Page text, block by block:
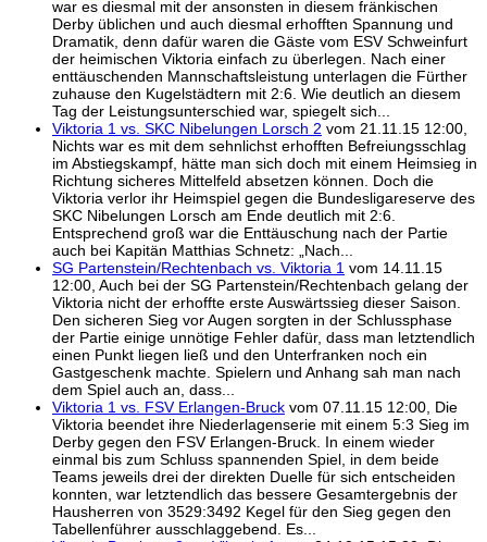
war es diesmal mit der ansonsten in diesem fränkischen
Derby üblichen und auch diesmal erhofften Spannung und
Dramatik, denn dafür waren die Gäste vom ESV Schweinfurt
der heimischen Viktoria einfach zu überlegen. Nach einer
enttäuschenden Mannschaftsleistung unterlagen die Fürther
zuhause den Kugelstädtern mit 2:6. Wie deutlich an diesem
Tag der Leistungsunterschied war, spiegelt sich...
Viktoria 1 vs. SKC Nibelungen Lorsch 2 vom 21.11.15 12:00,
Nichts war es mit dem sehnlichst erhofften Befreiungsschlag
im Abstiegskampf, hätte man sich doch mit einem Heimsieg in
Richtung sicheres Mittelfeld absetzen können. Doch die
Viktoria verlor ihr Heimspiel gegen die Bundesligareserve des
SKC Nibelungen Lorsch am Ende deutlich mit 2:6.
Entsprechend groß war die Enttäuschung nach der Partie
auch bei Kapitän Matthias Schnetz: „Nach...
SG Partenstein/Rechtenbach vs. Viktoria 1 vom 14.11.15
12:00, Auch bei der SG Partenstein/Rechtenbach gelang der
Viktoria nicht der erhoffte erste Auswärtssieg dieser Saison.
Den sicheren Sieg vor Augen sorgten in der Schlussphase
der Partie einige unnötige Fehler dafür, dass man letztendlich
einen Punkt liegen ließ und den Unterfranken noch ein
Gastgeschenk machte. Spielern und Anhang sah man nach
dem Spiel auch an, dass...
Viktoria 1 vs. FSV Erlangen-Bruck vom 07.11.15 12:00, Die
Viktoria beendet ihre Niederlagenserie mit einem 5:3 Sieg im
Derby gegen den FSV Erlangen-Bruck. In einem wieder
einmal bis zum Schluss spannenden Spiel, in dem beide
Teams jeweils drei der direkten Duelle für sich entscheiden
konnten, war letztendlich das bessere Gesamtergebnis der
Hausherren von 3529:3492 Kegel für den Sieg gegen den
Tabellenführer ausschlaggebend. Es...